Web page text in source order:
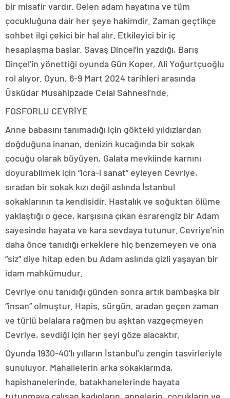
bir misafir vardır. Gelen adam hayatına ve tüm
çocukluğuna dair her şeye hakimdir. Zaman geçtikçe
sohbet ilgi çekici bir hal alır. Etkileyici bir iç
hesaplaşma başlar. Savaş Dinçel’in yazdığı, Barış
Dinçel’in yönettiği oyunda Gün Koper, Ali Yoğurtçuoğlu
rol alıyor. Oyun, 6-9 Mart 2024 tarihleri arasında
Üsküdar Musahipzade Celal Sahnesi’nde.
FOSFORLU CEVRİYE
Anne babasını tanımadığı için gökteki yıldızlardan
doğduğuna inanan, denizin kucağında bir sokak
çocuğu olarak büyüyen, Galata mevkiinde karnını
doyurabilmek için “icra-i sanat” eyleyen Cevriye,
sıradan bir sokak kızı değil aslında İstanbul
sokaklarının ta kendisidir. Hastalık ve soğuktan ölüme
yaklaştığı o gece, karşısına çıkan esrarengiz bir Adam
sayesinde hayata ve kara sevdaya tutunur. Cevriye’nin
daha önce tanıdığı erkeklere hiç benzemeyen ve ona
“siz” diye hitap eden bu Adam aslında gizli yaşayan bir
idam mahkümudur.
Cevriye onu tanıdığı günden sonra artık bambaşka bir
“insan” olmuştur. Hapis, sürgün, aradan geçen zaman
ve türlü belalara rağmen bu aşktan vazgeçmeyen
Cevriye, sevdiği için her şeyi göze alacaktır.
Oyunda 1930-40’lı yılların İstanbul’u zengin tasvirleriyle
sunuluyor. Mahallelerin arka sokaklarında,
hapishanelerinde, batakhanelerinde hayata